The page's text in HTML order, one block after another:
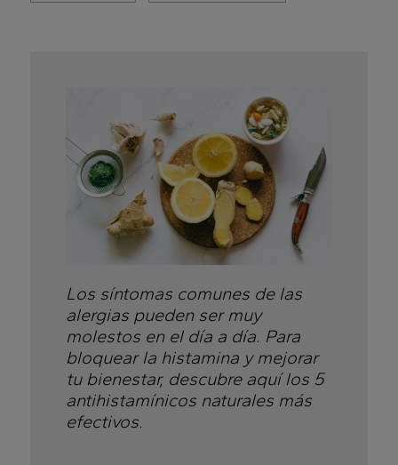
Los síntomas comunes de las
alergias pueden ser muy
molestos en el día a día. Para
bloquear la histamina y mejorar
tu bienestar, descubre aquí los 5
antihistamínicos naturales más
efectivos.